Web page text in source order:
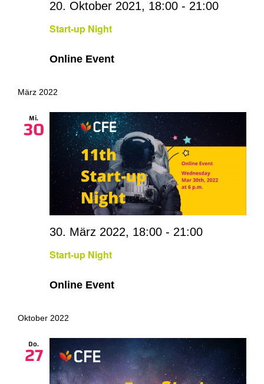
Start-up Night
20. Oktober 2021, 18:00 - 21:00
Online Event
März 2022
Mi.
30
Start-up Night
30. März 2022, 18:00 - 21:00
Online Event
Oktober 2022
Do.
27